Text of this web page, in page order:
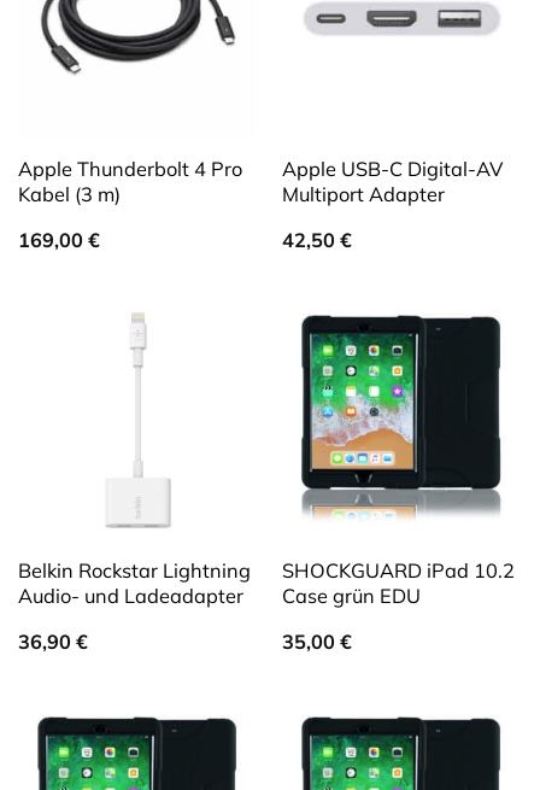
Apple Thunderbolt 4 Pro
Kabel (3 m)
169,00 €
Apple USB-C Digital-AV
Multiport Adapter
42,50 €
Belkin Rockstar Lightning
Audio- und Ladeadapter
36,90 €
SHOCKGUARD iPad 10.2
Case grün EDU
35,00 €